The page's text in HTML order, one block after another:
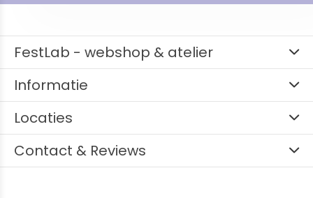
FestLab - webshop & atelier
Informatie
Locaties
Contact & Reviews